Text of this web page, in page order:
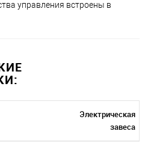
управления встроены в
Электрическая
завеса